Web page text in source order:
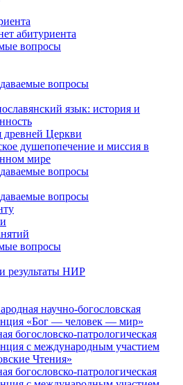
абитуриента
вопросы
вопросы
язык: история и
древней Церкви
душепопечение и миссия в
мире
вопросы
вопросы
вопросы
результаты НИР
научно-богословская
«Бог — человек — мир»
богословско-патрологическая
с международным участием
Чтения»
богословско-патрологическая